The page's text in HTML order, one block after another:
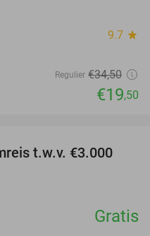
9.7 star
Regulier €34,50
€19,50
t.w.v. €3.000
Gratis